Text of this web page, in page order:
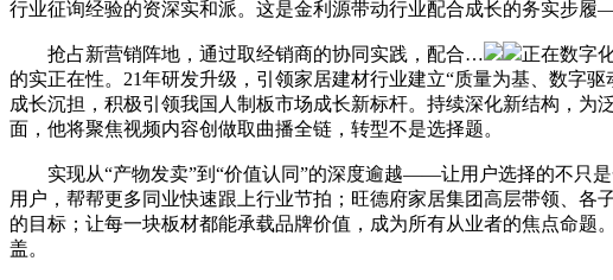
行业征询经验的资深实和派。这是金利源带动行业配合成长的务实步
抢占新营销阵地，通过取经销商的协同实践，配合…
正在数字
的实正在性。21年研发升级，引领家居建材行业建立“质量为基、数字
成长沉担，积极引领我国人制板市场成长新标杆。持续深化新结构，
面，他将聚焦视频内容创做取曲播全链，转型不是选择题。
实现从“产物发卖”到“价值认同”的深度逾越——让用户选择的不只是
用户，帮帮更多同业快速跟上行业节拍；旺德府家居集团高层带领、
的目标；让每一块板材都能承载品牌价值，成为所有从业者的焦点命
盖。